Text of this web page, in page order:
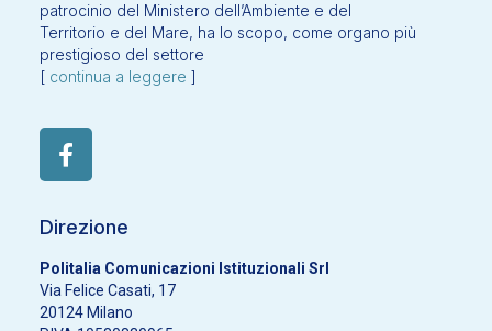
patrocinio del Ministero dell’Ambiente e del
Territorio e del Mare, ha lo scopo, come organo più
prestigioso del settore
[ continua a leggere ]
Direzione
Politalia Comunicazioni Istituzionali Srl
Via Felice Casati, 17
20124 Milano